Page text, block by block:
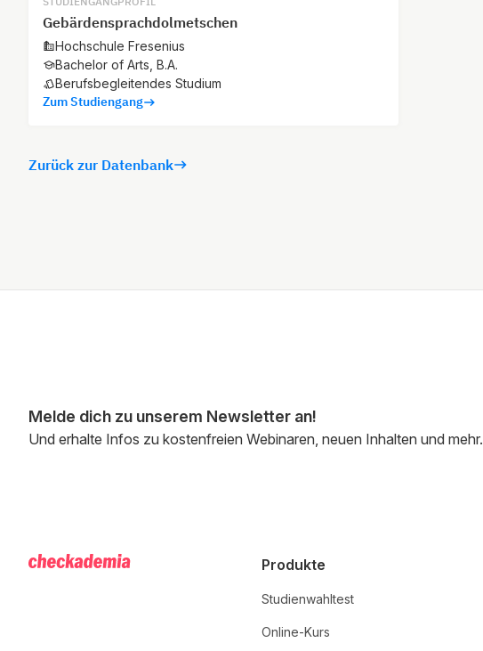
Gebärdensprachdolmetschen
Hochschule Fresenius
Bachelor of Arts, B.A.
Berufsbegleitendes Studium
Zum Studiengang
Zurück zur Datenbank
Melde dich zu unserem Newsletter an!
Und erhalte Infos zu kostenfreien Webinaren, neuen Inhalten und mehr.
Produkte
Studienwahltest
Online-Kurs